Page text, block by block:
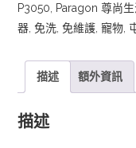
活
淨
(MADE
IN
USA)
P3050
Paragon 尊尚
器 ,免洗 ,免維護 ,寵物
描述 額外資訊
描述